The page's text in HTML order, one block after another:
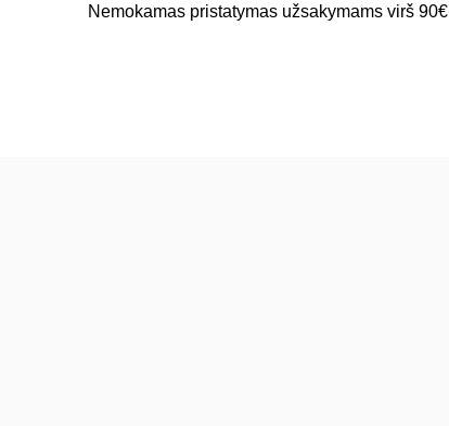
Nemokamas pristatymas užsakymams virš 90€